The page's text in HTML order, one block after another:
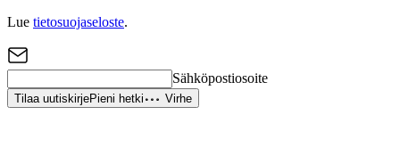
Lue tietosuojaseloste.
Sähköpostiosoite
Tilaa uutiskirjePieni hetki Virhe